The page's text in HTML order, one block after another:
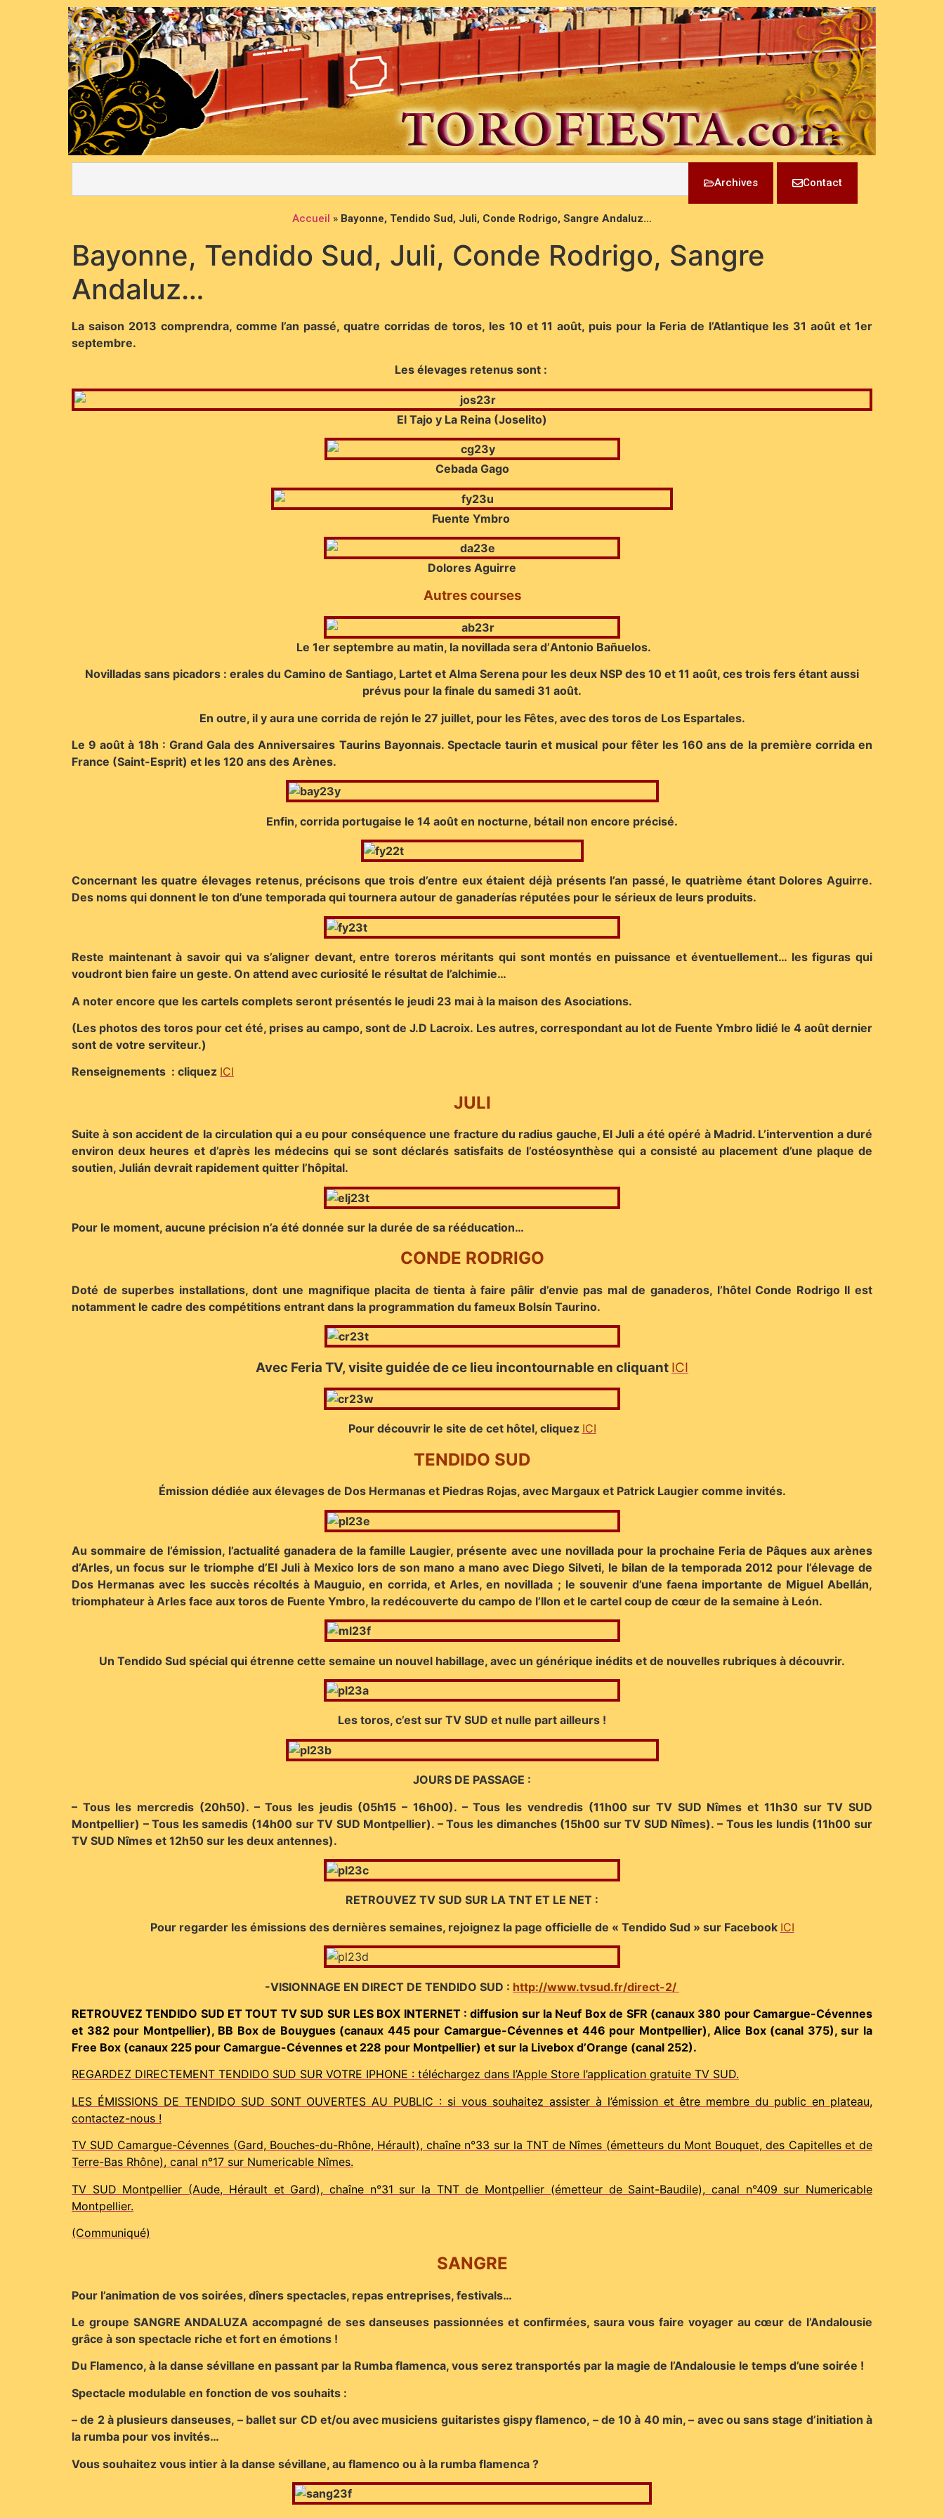
Archives Contact
Accueil » Bayonne, Tendido Sud, Juli, Conde Rodrigo, Sangre Andaluz…
Bayonne, Tendido Sud, Juli, Conde Rodrigo, Sangre
Andaluz…
La saison 2013 comprendra, comme l’an passé, quatre corridas de toros, les 10 et 11 août, puis pour la Feria de l’Atlantique les 31 août et 1er
septembre.
Les élevages retenus sont :
El Tajo y La Reina (Joselito)
Cebada Gago
Fuente Ymbro
Dolores Aguirre
Autres courses
Le 1er septembre au matin, la novillada sera d’Antonio Bañuelos.
Novilladas sans picadors : erales du Camino de Santiago, Lartet et Alma Serena pour les deux NSP des 10 et 11 août, ces trois fers étant aussi
prévus pour la finale du samedi 31 août.
En outre, il y aura une corrida de rejón le 27 juillet, pour les Fêtes, avec des toros de Los Espartales.
Le 9 août à 18h : Grand Gala des Anniversaires Taurins Bayonnais. Spectacle taurin et musical pour fêter les 160 ans de la première corrida en
France (Saint-Esprit) et les 120 ans des Arènes.
Enfin, corrida portugaise le 14 août en nocturne, bétail non encore précisé.
Concernant les quatre élevages retenus, précisons que trois d’entre eux étaient déjà présents l’an passé, le quatrième étant Dolores Aguirre.
Des noms qui donnent le ton d’une temporada qui tournera autour de ganaderías réputées pour le sérieux de leurs produits.
Reste maintenant à savoir qui va s’aligner devant, entre toreros méritants qui sont montés en puissance et éventuellement… les figuras qui
voudront bien faire un geste. On attend avec curiosité le résultat de l’alchimie…
A noter encore que les cartels complets seront présentés le jeudi 23 mai à la maison des Asociations.
(Les photos des toros pour cet été, prises au campo, sont de J.D Lacroix. Les autres, correspondant au lot de Fuente Ymbro lidié le 4 août dernier
sont de votre serviteur.)
Renseignements : cliquez ICI
JULI
Suite à son accident de la circulation qui a eu pour conséquence une fracture du radius gauche, El Juli a été opéré à Madrid. L’intervention a duré
environ deux heures et d’après les médecins qui se sont déclarés satisfaits de l’ostéosynthèse qui a consisté au placement d’une plaque de
soutien, Julián devrait rapidement quitter l’hôpital.
Pour le moment, aucune précision n’a été donnée sur la durée de sa rééducation…
CONDE RODRIGO
Doté de superbes installations, dont une magnifique placita de tienta à faire pâlir d’envie pas mal de ganaderos, l’hôtel Conde Rodrigo II est
notamment le cadre des compétitions entrant dans la programmation du fameux Bolsín Taurino.
Avec Feria TV, visite guidée de ce lieu incontournable en cliquant ICI
Pour découvrir le site de cet hôtel, cliquez ICI
TENDIDO SUD
Émission dédiée aux élevages de Dos Hermanas et Piedras Rojas, avec Margaux et Patrick Laugier comme invités.
Au sommaire de l’émission, l’actualité ganadera de la famille Laugier, présente avec une novillada pour la prochaine Feria de Pâques aux arènes
d’Arles, un focus sur le triomphe d’El Juli à Mexico lors de son mano a mano avec Diego Silveti, le bilan de la temporada 2012 pour l’élevage de
Dos Hermanas avec les succès récoltés à Mauguio, en corrida, et Arles, en novillada ; le souvenir d’une faena importante de Miguel Abellán,
triomphateur à Arles face aux toros de Fuente Ymbro, la redécouverte du campo de l’Ilon et le cartel coup de cœur de la semaine à León.
Un Tendido Sud spécial qui étrenne cette semaine un nouvel habillage, avec un générique inédits et de nouvelles rubriques à découvrir.
Les toros, c’est sur TV SUD et nulle part ailleurs !
JOURS DE PASSAGE :
– Tous les mercredis (20h50). – Tous les jeudis (05h15 – 16h00). – Tous les vendredis (11h00 sur TV SUD Nîmes et 11h30 sur TV SUD
Montpellier) – Tous les samedis (14h00 sur TV SUD Montpellier). – Tous les dimanches (15h00 sur TV SUD Nîmes). – Tous les lundis (11h00 sur
TV SUD Nîmes et 12h50 sur les deux antennes).
RETROUVEZ TV SUD SUR LA TNT ET LE NET :
Pour regarder les émissions des dernières semaines, rejoignez la page officielle de « Tendido Sud » sur Facebook ICI
-VISIONNAGE EN DIRECT DE TENDIDO SUD : http://www.tvsud.fr/direct-2/
RETROUVEZ TENDIDO SUD ET TOUT TV SUD SUR LES BOX INTERNET : diffusion sur la Neuf Box de SFR (canaux 380 pour Camargue-Cévennes
et 382 pour Montpellier), BB Box de Bouygues (canaux 445 pour Camargue-Cévennes et 446 pour Montpellier), Alice Box (canal 375), sur la
Free Box (canaux 225 pour Camargue-Cévennes et 228 pour Montpellier) et sur la Livebox d’Orange (canal 252).
REGARDEZ DIRECTEMENT TENDIDO SUD SUR VOTRE IPHONE : téléchargez dans l’Apple Store l’application gratuite TV SUD.
LES ÉMISSIONS DE TENDIDO SUD SONT OUVERTES AU PUBLIC : si vous souhaitez assister à l’émission et être membre du public en plateau,
contactez-nous !
TV SUD Camargue-Cévennes (Gard, Bouches-du-Rhône, Hérault), chaîne n°33 sur la TNT de Nîmes (émetteurs du Mont Bouquet, des Capitelles et de
Terre-Bas Rhône), canal n°17 sur Numericable Nîmes.
TV SUD Montpellier (Aude, Hérault et Gard), chaîne n°31 sur la TNT de Montpellier (émetteur de Saint-Baudile), canal n°409 sur Numericable
Montpellier.
(Communiqué)
SANGRE
Pour l’animation de vos soirées, dîners spectacles, repas entreprises, festivals…
Le groupe SANGRE ANDALUZA accompagné de ses danseuses passionnées et confirmées, saura vous faire voyager au cœur de l’Andalousie
grâce à son spectacle riche et fort en émotions !
Du Flamenco, à la danse sévillane en passant par la Rumba flamenca, vous serez transportés par la magie de l’Andalousie le temps d’une soirée !
Spectacle modulable en fonction de vos souhaits :
– de 2 à plusieurs danseuses, – ballet sur CD et/ou avec musiciens guitaristes gispy flamenco, – de 10 à 40 min, – avec ou sans stage d’initiation à
la rumba pour vos invités…
Vous souhaitez vous intier à la danse sévillane, au flamenco ou à la rumba flamenca ?